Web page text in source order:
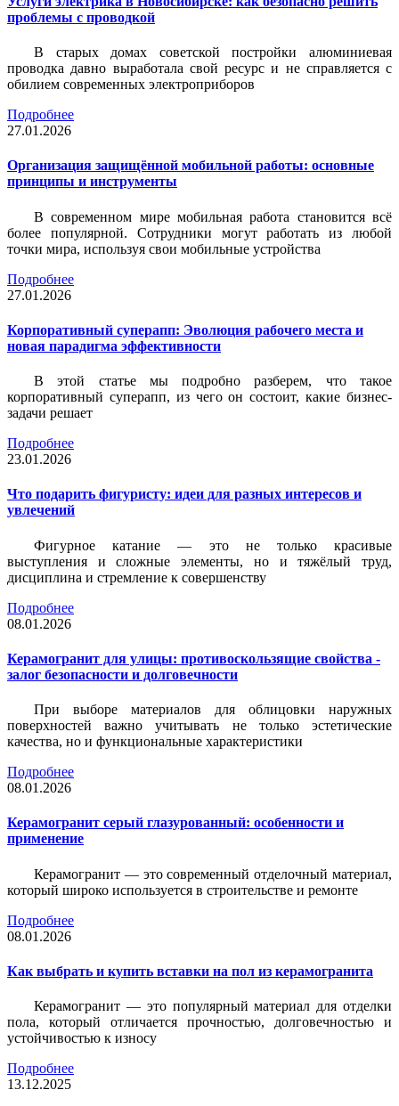
проблемы с проводкой
В старых домах советской постройки алюминиевая
проводка давно выработала свой ресурс и не справляется с
обилием современных электроприборов
Подробнее
27.01.2026
Организация защищённой мобильной работы: основные
принципы и инструменты
В современном мире мобильная работа становится всё
более популярной. Сотрудники могут работать из любой
точки мира, используя свои мобильные устройства
Подробнее
27.01.2026
Корпоративный суперапп: Эволюция рабочего места и
новая парадигма эффективности
В этой статье мы подробно разберем, что такое
корпоративный суперапп, из чего он состоит, какие бизнес-
задачи решает
Подробнее
23.01.2026
Что подарить фигуристу: идеи для разных интересов и
увлечений
Фигурное катание — это не только красивые
выступления и сложные элементы, но и тяжёлый труд,
дисциплина и стремление к совершенству
Подробнее
08.01.2026
Керамогранит для улицы: противоскользящие свойства -
залог безопасности и долговечности
При выборе материалов для облицовки наружных
поверхностей важно учитывать не только эстетические
качества, но и функциональные характеристики
Подробнее
08.01.2026
Керамогранит серый глазурованный: особенности и
применение
Керамогранит — это современный отделочный материал,
который широко используется в строительстве и ремонте
Подробнее
08.01.2026
Как выбрать и купить вставки на пол из керамогранита
Керамогранит — это популярный материал для отделки
пола, который отличается прочностью, долговечностью и
устойчивостью к износу
Подробнее
13.12.2025